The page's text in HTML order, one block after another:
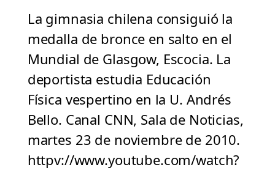
La gimnasia chilena consiguió la
medalla de bronce en salto en el
Mundial de Glasgow, Escocia. La
deportista estudia Educación
Física vespertino en la U. Andrés
Bello. Canal CNN, Sala de Noticias,
martes 23 de noviembre de 2010.
httpv://www.youtube.com/watch?